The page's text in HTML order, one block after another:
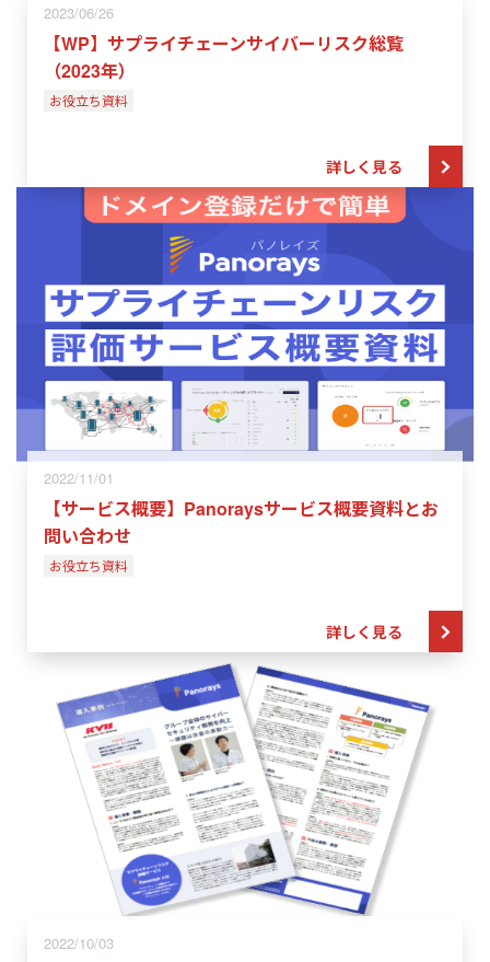
2023/06/26
【WP】サプライチェーンサイバーリスク総覧
（2023年）
お役立ち資料
詳しく見る
2022/11/01
【サービス概要】Panoraysサービス概要資料とお
問い合わせ
お役立ち資料
詳しく見る
2022/10/03